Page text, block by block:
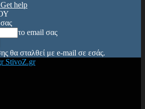
help
το email σας
θα σταλθεί με e-mail σε εσάς.
StivoZ.gr